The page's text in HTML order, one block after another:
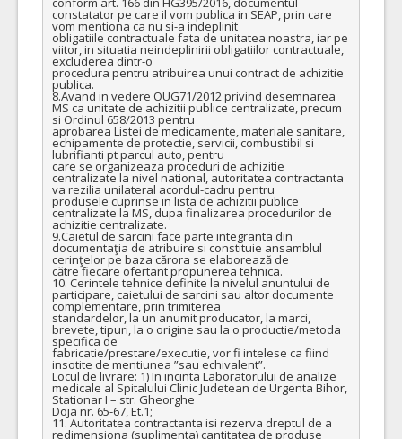
constatator pe care il vom publica in SEAP, prin care
vom mentiona ca nu si-a indeplinit
obligatiile contractuale fata de unitatea noastra, iar pe
viitor, in situatia neindeplinirii obligatiilor contractuale,
excluderea dintr-o
procedura pentru atribuirea unui contract de achizitie
publica.
8.Avand in vedere OUG71/2012 privind desemnarea
MS ca unitate de achizitii publice centralizate, precum
si Ordinul 658/2013 pentru
aprobarea Listei de medicamente, materiale sanitare,
echipamente de protectie, servicii, combustibil si
lubrifianti pt parcul auto, pentru
care se organizeaza proceduri de achizitie
centralizate la nivel national, autoritatea contractanta
va rezilia unilateral acordul-cadru pentru
produsele cuprinse in lista de achizitii publice
centralizate la MS, dupa finalizarea procedurilor de
achizitie centralizate.
9.Caietul de sarcini face parte integranta din
documentaţia de atribuire si constituie ansamblul
cerinţelor pe baza cărora se elaborează de
către fiecare ofertant propunerea tehnica.
10. Cerintele tehnice definite la nivelul anuntului de
participare, caietului de sarcini sau altor documente
complementare, prin trimiterea
standardelor, la un anumit producator, la marci,
brevete, tipuri, la o origine sau la o productie/metoda
specifica de
fabricatie/prestare/executie, vor fi intelese ca fiind
insotite de mentiunea ”sau echivalent”.
Locul de livrare: 1) In incinta Laboratorului de analize
medicale al Spitalului Clinic Judetean de Urgenta Bihor,
Stationar I – str. Gheorghe
Doja nr. 65-67, Et.1;
11. Autoritatea contractanta isi rezerva dreptul de a
redimensiona (suplimenta) cantitatea de produse